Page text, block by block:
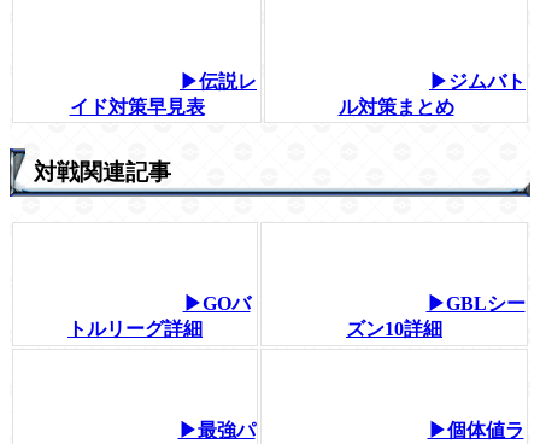
▶伝説レ
イド対策早見表
▶ジムバト
ル対策まとめ
対戦関連記事
▶GOバ
トルリーグ詳細
▶GBLシー
ズン10詳細
▶最強パ
▶個体値ラ